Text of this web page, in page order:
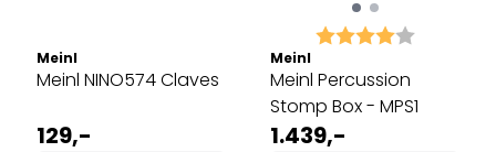
Meinl
Meinl NINO574 Claves
129,-
Karakter: 4.0 av 5
Meinl
Meinl Percussion
Stomp Box - MPS1
1.439,-